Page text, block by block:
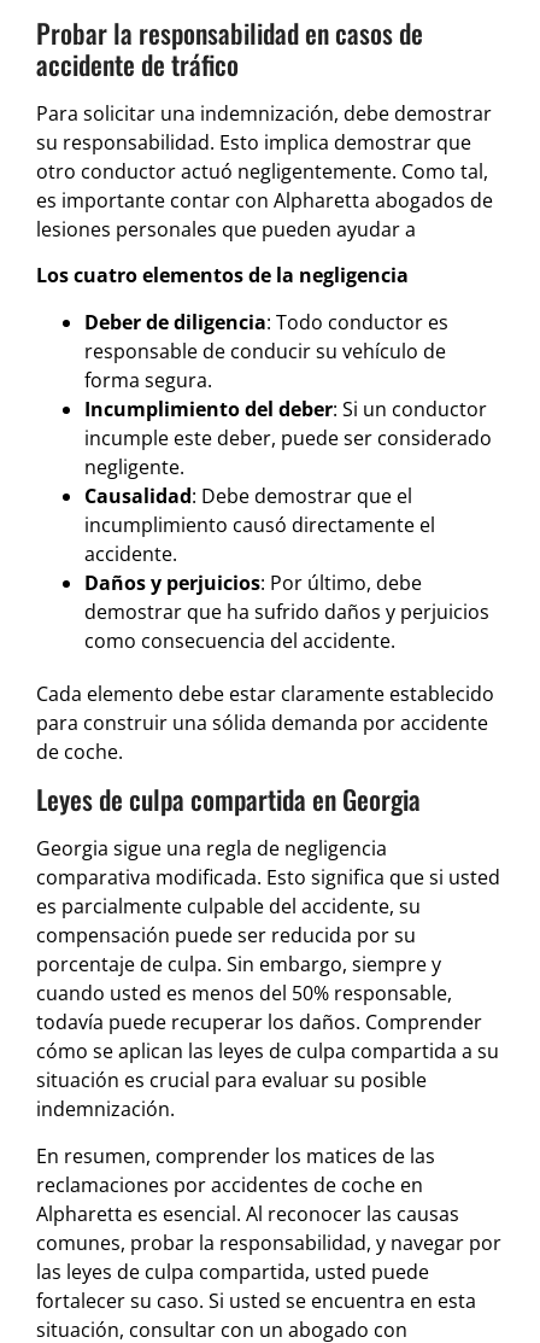
Probar la responsabilidad en casos de
accidente de tráfico
Para solicitar una indemnización, debe demostrar
su responsabilidad. Esto implica demostrar que
otro conductor actuó negligentemente. Como tal,
es importante contar con Alpharetta abogados de
lesiones personales que pueden ayudar a
Los cuatro elementos de la negligencia
Deber de diligencia: Todo conductor es
responsable de conducir su vehículo de
forma segura.
Incumplimiento del deber: Si un conductor
incumple este deber, puede ser considerado
negligente.
Causalidad: Debe demostrar que el
incumplimiento causó directamente el
accidente.
Daños y perjuicios: Por último, debe
demostrar que ha sufrido daños y perjuicios
como consecuencia del accidente.
Cada elemento debe estar claramente establecido
para construir una sólida demanda por accidente
de coche.
Leyes de culpa compartida en Georgia
Georgia sigue una regla de negligencia
comparativa modificada. Esto significa que si usted
es parcialmente culpable del accidente, su
compensación puede ser reducida por su
porcentaje de culpa. Sin embargo, siempre y
cuando usted es menos del 50% responsable,
todavía puede recuperar los daños. Comprender
cómo se aplican las leyes de culpa compartida a su
situación es crucial para evaluar su posible
indemnización.
En resumen, comprender los matices de las
reclamaciones por accidentes de coche en
Alpharetta es esencial. Al reconocer las causas
comunes, probar la responsabilidad, y navegar por
las leyes de culpa compartida, usted puede
fortalecer su caso. Si usted se encuentra en esta
situación, consultar con un abogado con